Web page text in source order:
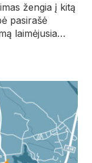
žengia į kitą
pasirašė
laimėjusia…